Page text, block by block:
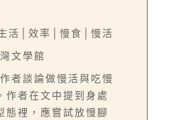
活│效率│慢食│慢活
文學館
者談論做慢活與吃慢
作者在文中提到身處
態裡，應嘗試放慢腳